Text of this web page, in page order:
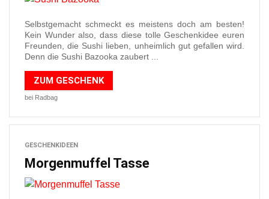
Selbstgemacht schmeckt es meistens doch am besten!
Kein Wunder also, dass diese tolle Geschenkidee euren
Freunden, die Sushi lieben, unheimlich gut gefallen wird.
Denn die Sushi Bazooka zaubert ...
ZUM GESCHENK
bei Radbag
GESCHENKIDEEN
Morgenmuffel Tasse